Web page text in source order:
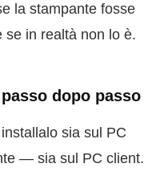
la stampante fosse
se in realtà non lo è.
dopo passo
sia sul PC
— sia sul PC client.